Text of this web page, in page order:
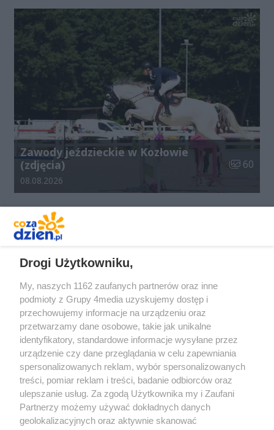
Zawody jeździeckie w Kozłowie
(zdjęcia)
Liczba
60
Data dodania galerii:
08.08.2026
Redakcja Reklama Prywatność
Praca Łódź
the:protocol
Drogi Użytkowniku,
My, naszych 1162 zaufanych partnerów oraz inne
podmioty z Grupy 4media uzyskujemy dostęp i
przechowujemy informacje na urządzeniu oraz
przetwarzamy dane osobowe, takie jak unikalne
identyfikatory, standardowe informacje wysyłane przez
urządzenie czy dane przeglądania w celu zapewniania
spersonalizowanych reklam, wybór spersonalizowanych
treści, pomiar reklam i treści, badanie odbiorców oraz
ulepszanie usług. Za zgodą Użytkownika my i Zaufani
Partnerzy możemy używać dokładnych danych
geolokalizacyjnych oraz aktywnie skanować